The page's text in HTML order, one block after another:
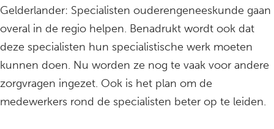
Gelderlander: Specialisten ouderengeneeskunde gaan
overal in de regio helpen. Benadrukt wordt ook dat
deze specialisten hun specialistische werk moeten
kunnen doen. Nu worden ze nog te vaak voor andere
zorgvragen ingezet. Ook is het plan om de
medewerkers rond de specialisten beter op te leiden.